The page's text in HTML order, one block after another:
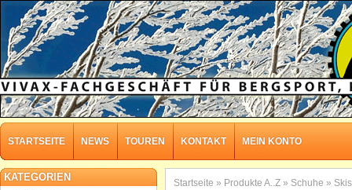
STARTSEITE NEWS TOUREN KONTAKT MEIN KONTO
Startseite » Produkte A..Z » Schuhe »
KATEGORIEN